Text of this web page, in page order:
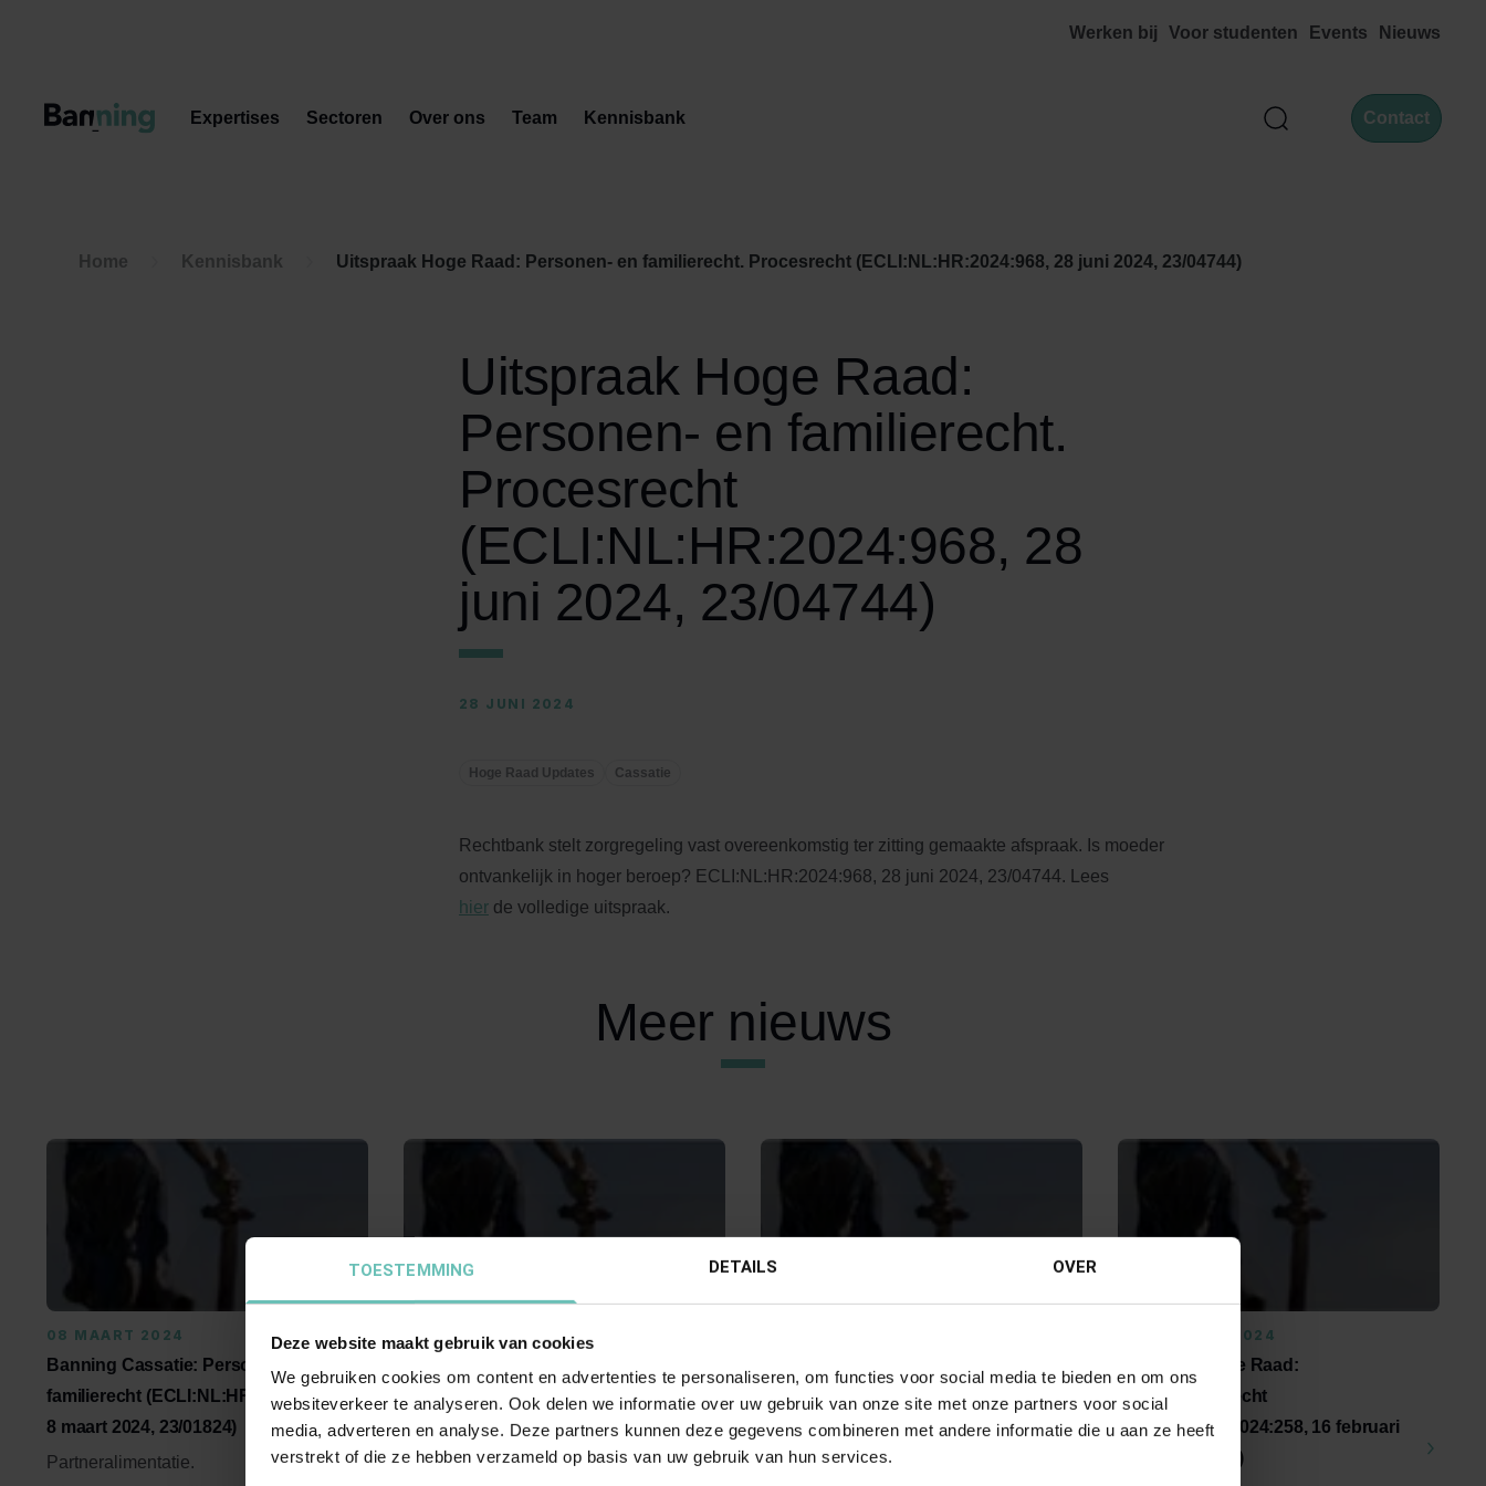
TOESTEMMING DETAILS OVER
Deze website maakt gebruik van cookies
We gebruiken cookies om content en advertenties te personaliseren, om functies voor social media te bieden en om ons
websiteverkeer te analyseren. Ook delen we informatie over uw gebruik van onze site met onze partners voor social
media, adverteren en analyse. Deze partners kunnen deze gegevens combineren met andere informatie die u aan ze heeft
verstrekt of die ze hebben verzameld op basis van uw gebruik van hun services.
Werken bij Voor studenten Events Nieuws
Zoek Contact
Expertises Sectoren Over ons Team Kennisbank
Home Kennisbank Uitspraak Hoge Raad: Personen- en familierecht. Procesrecht (ECLI:NL:HR:2024:968, 28 juni 2024, 23/04744)
Uitspraak Hoge Raad:
Personen- en familierecht.
Procesrecht
(ECLI:NL:HR:2024:968, 28
juni 2024, 23/04744)
28 JUNI 2024
Hoge Raad Updates Cassatie
Rechtbank stelt zorgregeling vast overeenkomstig ter zitting gemaakte afspraak. Is moeder
ontvankelijk in hoger beroep? ECLI:NL:HR:2024:968, 28 juni 2024, 23/04744. Lees
hier de volledige uitspraak.
Meer nieuws
08 MAART 2024
Banning Cassatie: Personen- en
familierecht (ECLI:NL:HR:2024:330,
8 maart 2024, 23/01824)
Partneralimentatie.
19 JANUARI 2024
(ECLI:NL:HR:2024:57, 19 januari
2024, 22/03243)
Art. 401a Rv. Octrooizaak.
(ECLI:NL:HR:2024:918, 21 juni
2024, 23/04892)
Beroep tegen beslissing op verzoek
16 FEBRUARI 2024
Uitspraak Hoge Raad:
Verzekeringsrecht
(ECLI:NL:HR:2024:258, 16 februari
2024, 22/03274)